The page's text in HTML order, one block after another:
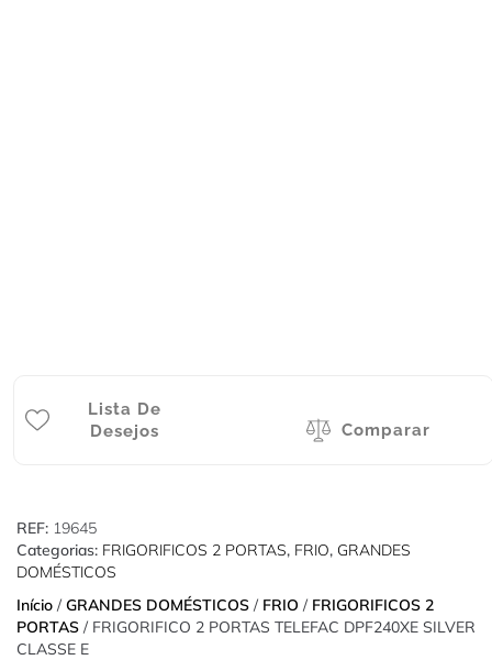
Lista De
Desejos
Comparar
REF: 19645
Categorias: FRIGORIFICOS 2 PORTAS, FRIO, GRANDES
DOMÉSTICOS
Início / GRANDES DOMÉSTICOS / FRIO / FRIGORIFICOS 2
PORTAS / FRIGORIFICO 2 PORTAS TELEFAC DPF240XE SILVER
CLASSE E